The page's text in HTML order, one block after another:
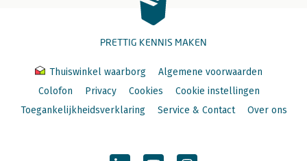
PRETTIG KENNIS MAKEN
Thuiswinkel waarborg
Algemene voorwaarden
Colofon
Privacy Cookies
Cookie instellingen
Toegankelijkheidsverklaring
Service & Contact Over ons